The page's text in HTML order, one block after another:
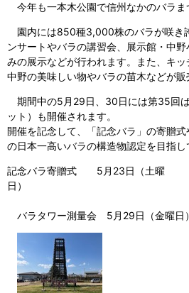
今年も一本木公園で信州なかのバラま
園内には850種3,000株のバラが咲き
ンサートやバラの講習会、展示館・中
みの展示などが行われます。また、キ
中野の美味しい物やバラの苗木などが販
期間中の5月29日、30日には第35回
ット）も開催されます
開催を記念して、「記念バラ」の寄贈
の日本一高いバラの構造物認定を目指し
記念バラ寄贈式 5月23日（土曜
日
バラタワー測量会 5月29日（金曜